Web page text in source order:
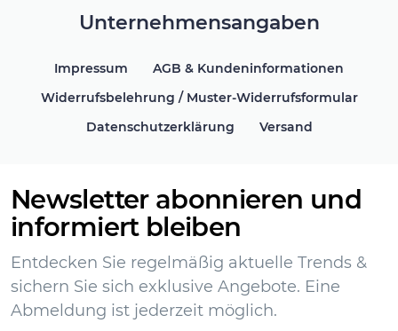
Unternehmensangaben
Impressum
AGB & Kundeninformationen
Widerrufsbelehrung / Muster-Widerrufsformular
Datenschutzerklärung
Versand
Newsletter abonnieren und
informiert bleiben
Entdecken Sie regelmäßig aktuelle Trends &
sichern Sie sich exklusive Angebote. Eine
Abmeldung ist jederzeit möglich.